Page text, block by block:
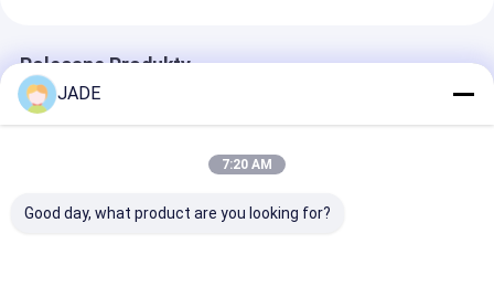
Polecane Produkty
JADE
7:20 AM
Good day, what product are you looking for?